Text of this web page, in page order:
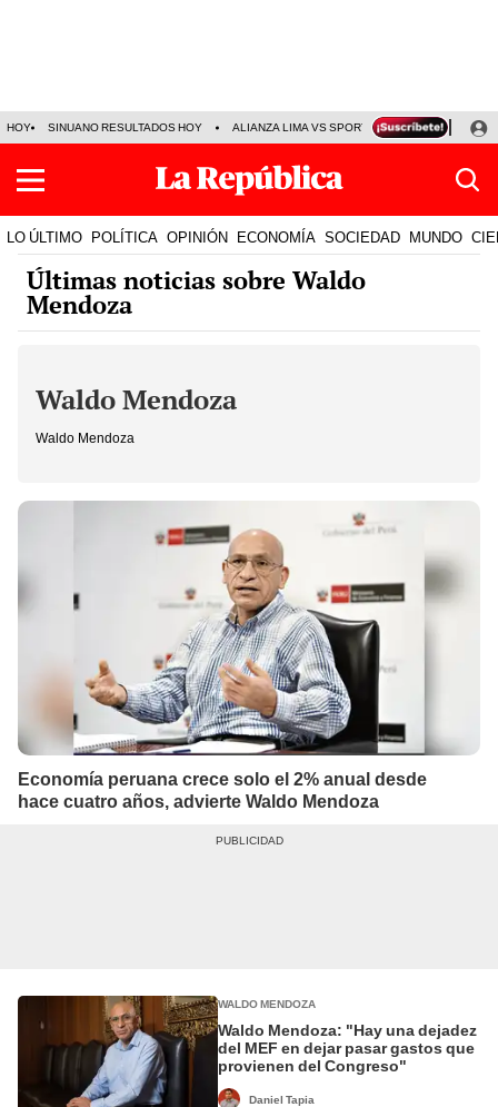
HOY SINUANO RESULTADOS HOY ALIANZA LIMA VS SPORT BOYS JORGE
LO ÚLTIMO POLÍTICA OPINIÓN ECONOMÍA SOCIEDAD MUNDO
Últimas noticias sobre Waldo
Mendoza
Waldo Mendoza
Waldo Mendoza
Economía peruana crece solo el 2% anual desde
hace cuatro años, advierte Waldo Mendoza
WALDO MENDOZA
Waldo Mendoza: "Hay una dejadez
del MEF en dejar pasar gastos que
provienen del Congreso"
Daniel Tapia